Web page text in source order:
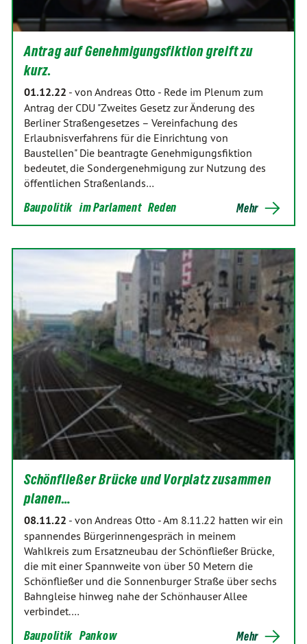
Antrag auf Genehmigungsfiktion greift zu
kurz.
01.12.22 - von Andreas Otto - Rede im Plenum zum
Antrag der CDU "Zweites Gesetz zur Änderung des
Berliner Straßengesetzes – Vereinfachung des
Erlaubnisverfahrens für die Einrichtung von
Baustellen" Die beantragte Genehmigungsfiktion
bedeutet, die Sondergenehmigung zur Nutzung des
öffentlichen Straßenlands…
Baupolitik im Parlament Reden Mehr
Schönfließer Brücke und Vorplatz zusammen
planen…
08.11.22 - von Andreas Otto -Am 8.11.22 hatten wir ein
spannendes Bürgerinnengespräch in meinem
Wahlkreis zum Ersatzneubau der Schönfließer Brücke,
die mit einer Spannweite von über 50 Metern die
Schönfließer und die Sonnenburger Straße über sechs
Bahngleise hinweg nahe der Schönhauser Allee
verbindet.…
Baupolitik Pankow Mehr